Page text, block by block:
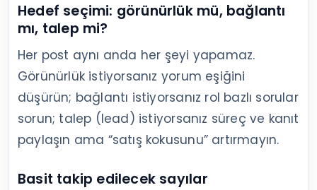
Hedef seçimi: görünürlük mü, bağlantı
mı, talep mi?
Her post aynı anda her şeyi yapamaz.
Görünürlük istiyorsanız yorum eşiğini
düşürün; bağlantı istiyorsanız rol bazlı sorular
sorun; talep (lead) istiyorsanız süreç ve kanıt
paylaşın ama “satış kokusunu” artırmayın.
Basit takip edilecek sayılar